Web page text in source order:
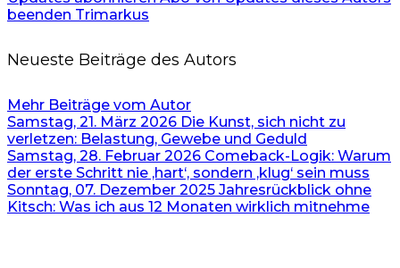
beenden Trimarkus
Neueste Beiträge des Autors
Mehr Beiträge vom Autor
Samstag, 21. März 2026 Die Kunst, sich nicht zu
verletzen: Belastung, Gewebe und Geduld
Samstag, 28. Februar 2026 Comeback-Logik: Warum
der erste Schritt nie ‚hart‘, sondern ‚klug‘ sein muss
Sonntag, 07. Dezember 2025 Jahresrückblick ohne
Kitsch: Was ich aus 12 Monaten wirklich mitnehme